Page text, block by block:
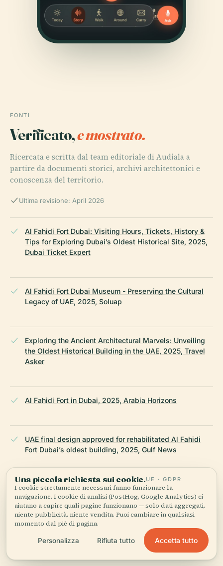
FONTI
Verificato,e mostrato.
Ricercata e scritta dal team editoriale di Audiala a
partire da documenti storici, archivi architettonici e
conoscenza del territorio.
Ultima revisione: April 2026
Al Fahidi Fort Dubai: Visiting Hours, Tickets, History &
Tips for Exploring Dubai’s Oldest Historical Site, 2025,
Dubai Ticket Expert
Al Fahidi Fort Dubai Museum - Preserving the Cultural
Legacy of UAE, 2025, Soluap
Exploring the Ancient Architectural Marvels: Unveiling
the Oldest Historical Building in the UAE, 2025, Travel
Asker
Al Fahidi Fort in Dubai, 2025, Arabia Horizons
UAE final design approved for rehabilitated Al Fahidi
Fort Dubai’s oldest building, 2025, Gulf News
Hamdan bin Mohammed reviews progress of Al Fahidi
Fort rehabilitation project, 2024, Protocol Dubai
Al Fahidi Fort Visiting Hours, Tickets, and Dubai
Historical Sites Guide, 2025, Memphis Tours
Una piccola richiesta sui cookie.UE · GDPR
I cookie strettamente necessari fanno funzionare la
navigazione. I cookie di analisi (PostHog, Google Analytics) ci
aiutano a capire quali pagine funzionano — solo dati aggregati,
niente pubblicità, niente vendita. Puoi cambiare in qualsiasi
momento dal piè di pagina.
Personalizza Rifiuta tutto Accetta tutto